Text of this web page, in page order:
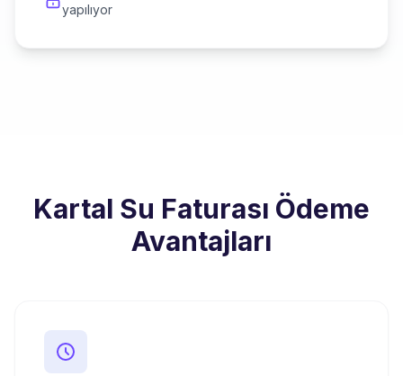
yapılıyor
Kartal Su Faturası Ödeme
Avantajları